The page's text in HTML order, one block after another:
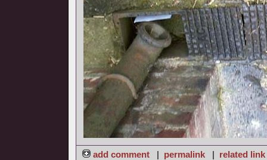
add comment | permalink | related link